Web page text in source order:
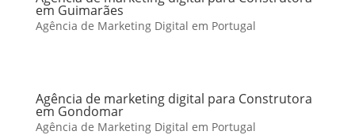
em Guimarães
Agência de Marketing Digital em Portugal
Agência de marketing digital para Construtora
em Gondomar
Agência de Marketing Digital em Portugal